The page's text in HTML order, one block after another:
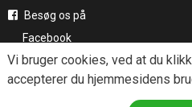
Besøg os på
Facebook
Følg os på
Vi bruger cookies, ved at du
accepterer du hjemmesidens